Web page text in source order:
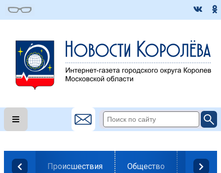
Происшествия Общество Власть